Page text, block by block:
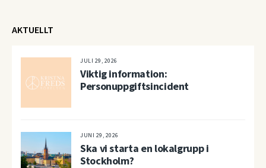
AKTUELLT
JULI 29, 2026
Viktig information:
Personuppgiftsincident
JUNI 29, 2026
Ska vi starta en lokalgrupp i
Stockholm?